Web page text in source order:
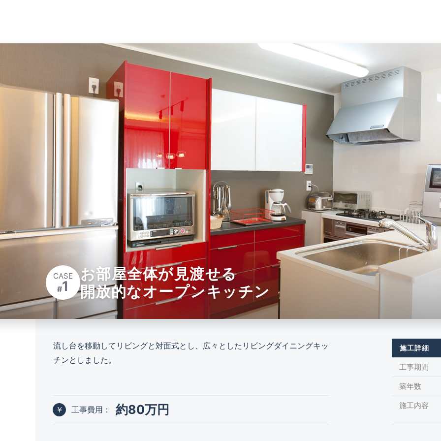
CASE
1
お部屋全体が見渡せる
開放的なオープンキッチン
流し台を移動してリビングと対面式とし、広々としたリビングダイニングキッ
チンとしました。
工事費用： 約80万円
施工詳細
工事期間
築年数
施工内容